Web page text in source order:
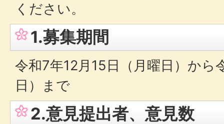
ください。
1.募集期間
令和7年12月15日（月曜日）から
日）まで
2.意見提出者、意見数